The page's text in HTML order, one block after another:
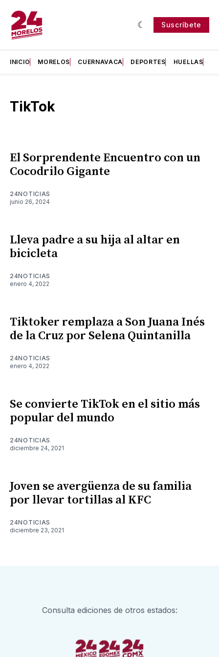
Suscríbete
INICIO MORELOS CUERNAVACA DEPORTES HUELLAS
TikTok
El Sorprendente Encuentro con un
Cocodrilo Gigante
24NOTICIAS
junio 26, 2024
Lleva padre a su hija al altar en
bicicleta
24NOTICIAS
enero 4, 2022
Tiktoker remplaza a Son Juana Inés
de la Cruz por Selena Quintanilla
24NOTICIAS
enero 4, 2022
Se convierte TikTok en el sitio más
popular del mundo
24NOTICIAS
diciembre 24, 2021
Joven se avergüenza de su familia
por llevar tortillas al KFC
24NOTICIAS
diciembre 23, 2021
Consulta ediciones de otros estados: